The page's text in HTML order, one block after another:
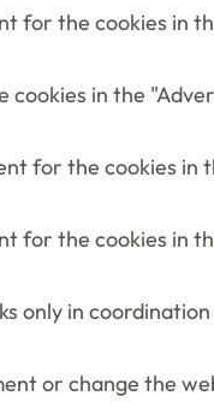
for the cookies in
cookies in the
for the cookies in
for the cookies in
only in
or change the